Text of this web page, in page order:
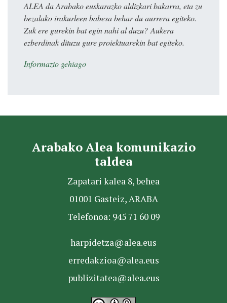
ALEA da Arabako euskarazko aldizkari bakarra, eta zu
bezalako irakurleen babesa behar du aurrera egiteko.
Zuk ere gurekin bat egin nahi al duzu? Aukera
ezberdinak dituzu gure proiektuarekin bat egiteko.
Informazio gehiago
Arabako Alea komunikazio
taldea
Zapatari kalea 8, behea
01001 Gasteiz, ARABA
Telefonoa: 945 71 60 09
harpidetza@alea.eus
erredakzioa@alea.eus
publizitatea@alea.eus